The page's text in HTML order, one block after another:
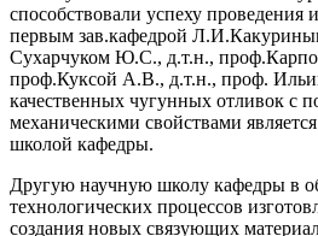
способствовали успеху проведения
первым зав.кафедрой
Сухарчуком Ю.С., д.т.н.,
проф.Куксой А.В., д.т.н., проф.
качественных чугунных отливок с
механическими свойствами
школой кафедры.
Другую научную школу кафедры в
технологических процессов
создания новых связующих